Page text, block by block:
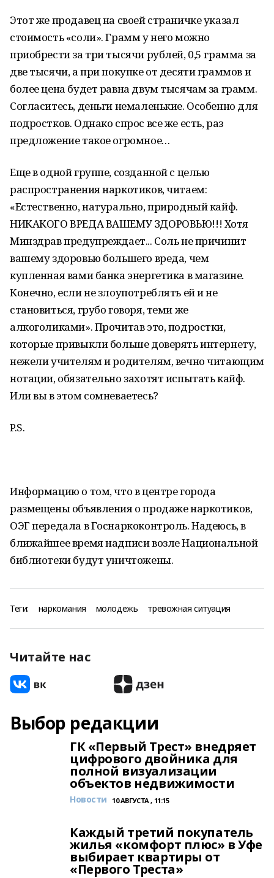
Этот же продавец на своей страничке указал
стоимость «соли». Грамм у него можно
приобрести за три тысячи рублей, 0,5 грамма за
две тысячи, а при покупке от десяти граммов и
более цена будет равна двум тысячам за грамм.
Согласитесь, деньги немаленькие. Особенно для
подростков. Однако спрос все же есть, раз
предложение такое огромное…
Еще в одной группе, созданной с целью
распространения наркотиков, читаем:
«Естественно, натурально, природный кайф.
НИКАКОГО ВРЕДА ВАШЕМУ ЗДОРОВЬЮ!!! Хотя
Минздрав предупреждает... Соль не причинит
вашему здоровью большего вреда, чем
купленная вами банка энергетика в магазине.
Конечно, если не злоупотреблять ей и не
становиться, грубо говоря, теми же
алкоголиками». Прочитав это, подростки,
которые привыкли больше доверять интернету,
нежели учителям и родителям, вечно читающим
нотации, обязательно захотят испытать кайф.
Или вы в этом сомневаетесь?
P.S.
Информацию о том, что в центре города
размещены объявления о продаже наркотиков,
ОЭГ передала в Госнаркоконтроль. Надеюсь, в
ближайшее время надписи возле Национальной
библиотеки будут уничтожены.
Теги: наркомания молодежь тревожная ситуация
Читайте нас
Выбор редакции
ГК «Первый Трест» внедряет
цифрового двойника для
полной визуализации
объектов недвижимости
Новости 10 АВГУСТА , 11:15
Каждый третий покупатель
жилья «комфорт плюс» в Уфе
выбирает квартиры от
«Первого Треста»